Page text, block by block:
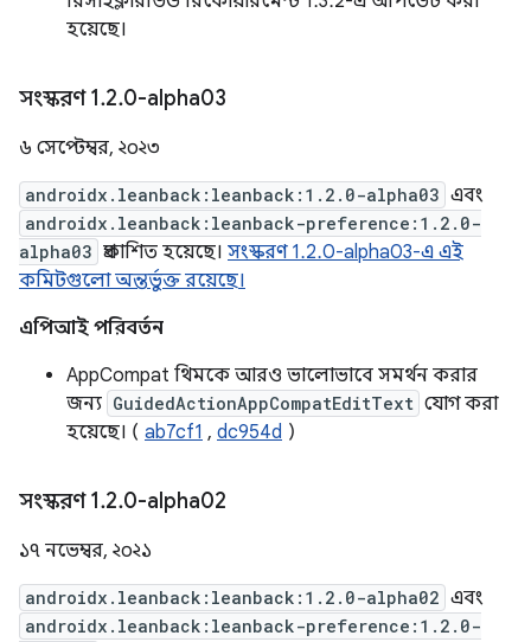
হয়েছে।
সংস্করণ 1.2.0-alpha03
৬ সেপ্টেম্বর, ২০২৩
androidx.leanback:leanback:1.2.0-alpha03 এবং
androidx.leanback:leanback-preference:1.2.0-
alpha03 প্রকাশিত হয়েছে। সংস্করণ 1.2.0-alpha03-এ এই
কমিটগুলো অন্তর্ভুক্ত রয়েছে।
এপিআই পরিবর্তন
AppCompat থিমকে আরও ভালোভাবে সমর্থন করার
জন্য GuidedActionAppCompatEditText যোগ করা
হয়েছে। ( ab7cf1 , dc954d )
সংস্করণ 1.2.0-alpha02
১৭ নভেম্বর, ২০২১
androidx.leanback:leanback:1.2.0-alpha02 এবং
androidx.leanback:leanback-preference:1.2.0-